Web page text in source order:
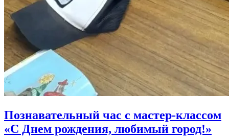
Познавательный час с мастер-классом
«С Днем рождения, любимый город!»